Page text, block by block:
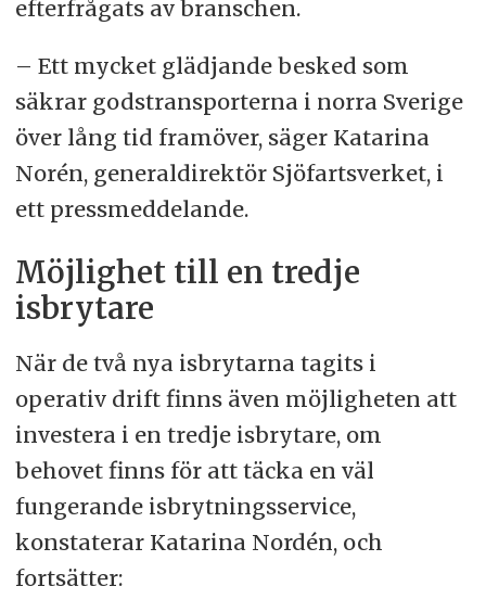
efterfrågats av branschen.
– Ett mycket glädjande besked som
säkrar godstransporterna i norra Sverige
över lång tid framöver, säger Katarina
Norén, generaldirektör Sjöfartsverket, i
ett pressmeddelande.
Möjlighet till en tredje
isbrytare
När de två nya isbrytarna tagits i
operativ drift finns även möjligheten att
investera i en tredje isbrytare, om
behovet finns för att täcka en väl
fungerande isbrytningsservice,
konstaterar Katarina Nordén, och
fortsätter: